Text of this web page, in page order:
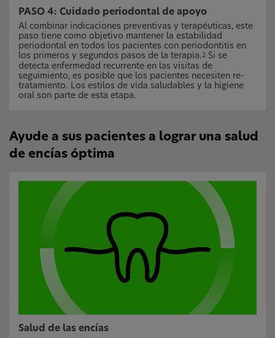
PASO 4: Cuidado periodontal de apoyo
Al combinar indicaciones preventivas y terapéuticas, este
paso tiene como objetivo mantener la estabilidad
periodontal en todos los pacientes con periodontitis en
los primeros y segundos pasos de la terapia. 2 Si se
detecta enfermedad recurrente en las visitas de
seguimiento, es posible que los pacientes necesiten re-
tratamiento. Los estilos de vida saludables y la higiene
oral son parte de esta etapa.
Ayude a sus pacientes a lograr una salud
de encías óptima
Salud de las encías